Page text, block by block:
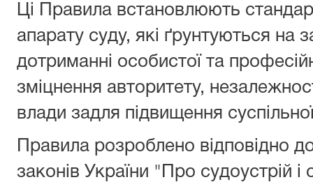
Ці Правила встановлюють
апарату суду, які ґрунтуються на
дотриманні особистої та
зміцнення авторитету,
влади задля підвищення
Правила розроблено відповідно
законів України "Про судоустрій